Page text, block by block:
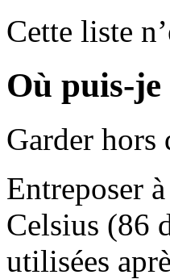
Cette liste
Où puis-je
Garder hors
Entreposer
Celsius (86
utilisées